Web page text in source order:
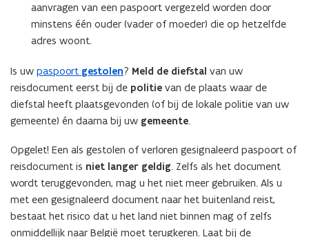
aanvragen van een paspoort vergezeld worden door
minstens één ouder (vader of moeder) die op hetzelfde
adres woont.
Is uw paspoort gestolen? Meld de diefstal van uw
reisdocument eerst bij de politie van de plaats waar de
diefstal heeft plaatsgevonden (of bij de lokale politie van uw
gemeente) én daarna bij uw gemeente.
Opgelet! Een als gestolen of verloren gesignaleerd paspoort of
reisdocument is niet langer geldig. Zelfs als het document
wordt teruggevonden, mag u het niet meer gebruiken. Als u
met een gesignaleerd document naar het buitenland reist,
bestaat het risico dat u het land niet binnen mag of zelfs
onmiddellijk naar België moet terugkeren. Laat bij de